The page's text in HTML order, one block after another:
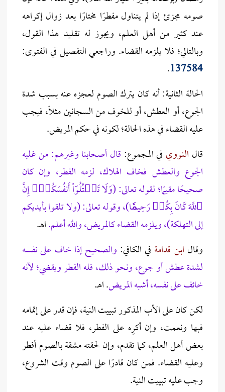
صومه مجزئ إذا لم يتناول مفطرًا مختارًا بعد زوال إكراهه
عند كثير من أهل العلم، ويجوز له تقليد هذا القول،
وبالتالي؛ فلا يلزمه القضاء. وراجعي التفصيل في الفتوى:
137584
.
الحالة الثانية: أنه كان يترك الصوم لعجزه عنه بسبب شدة
الجوع، أو العطش، أو للخوف من السجانين مثلاً، فيجب
عليه القضاء في هذه الحالة؛ لكونه في حكم المريض.
قال النووي في المجموع: قال أصحابنا وغيرهم: من غلبه
الجوع والعطش فخاف الهلاك، لزمه الفطر، وإن كان
صحيحًا مقيمًا؛ لقوله تعالى: (وَلَا تَقۡتُلُوٓاْ أَنفُسَكُمۡۚ إِنَّ
ٱللَّهَ كَانَ بِكُمۡ رَحِيمٗا)، وقوله تعالى: (ولا تلقوا بأيديكم
إلى التهلكة)، ويلزمه القضاء كالمريض، والله أعلم.اهـ.
وقال ابن قدامة في الكافي: والصحيح إذا خاف على نفسه
لشدة عطش أو جوع، ونحو ذلك، فله الفطر ويقضي؛ لأنه
خائف على نفسه، أشبه المريض. اهـ.
لكن كان على الأب المذكور تبييت النية، فإن قدر على إتمامه
فبها ونعمت، وإن أكرِه على الفطر، فلا قضاء عليه عند
بعض أهل العلم، كما تقدم، وإن لحقته مشقة بالصوم أفطر
وعليه القضاء. فمن كان قادرًا على الصوم وقت الشروع،
وجب عليه تبييت النية.